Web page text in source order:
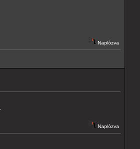
Naplózva
Naplózva